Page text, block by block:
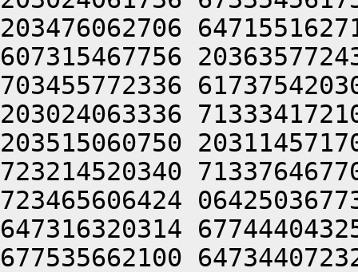
203476062706
607315467756
703455772336
203024063336
203515060750
723214520340
723465606424
647316320314
677535662100